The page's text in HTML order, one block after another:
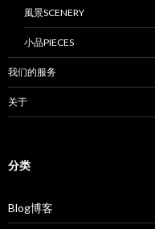
風景SCENERY
小品PIECES
我们的服务
关于
分类
Blog博客